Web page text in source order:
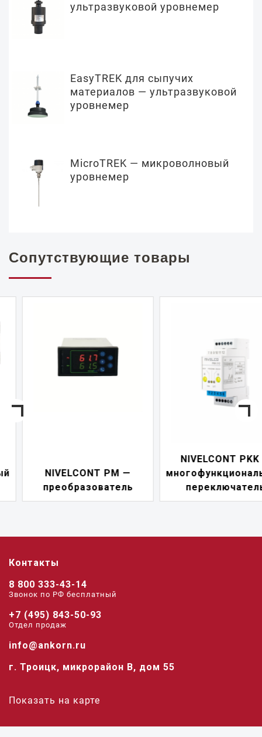
ультразвуковой уровнемер
EasyTREK для сыпучих
материалов — ультразвуковой
уровнемер
MicroTREK — микроволновый
уровнемер
Сопутствующие товары
NIVELCONT PM —
преобразователь
NIVELCONT PKK —
переключатель
Контакты
8 800 333-43-14
Звонок по РФ беcплатный
+7 (495) 843-50-93
Отдел продаж
info@ankorn.ru
г. Троицк, микрорайон В, дом 55
Показать на карте